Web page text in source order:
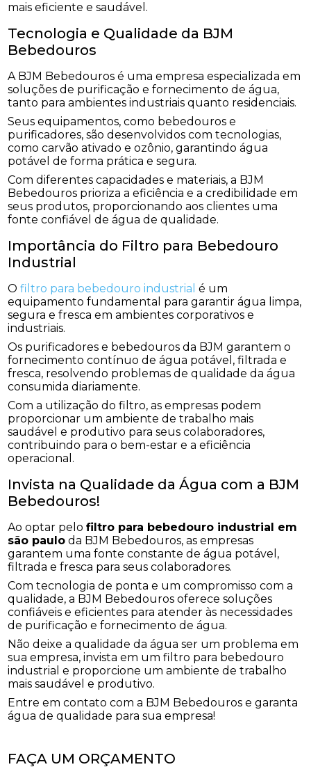
mais eficiente e saudável.
Tecnologia e Qualidade da BJM
Bebedouros
A BJM Bebedouros é uma empresa especializada em
soluções de purificação e fornecimento de água,
tanto para ambientes industriais quanto residenciais.
Seus equipamentos, como bebedouros e
purificadores, são desenvolvidos com tecnologias,
como carvão ativado e ozônio, garantindo água
potável de forma prática e segura.
Com diferentes capacidades e materiais, a BJM
Bebedouros prioriza a eficiência e a credibilidade em
seus produtos, proporcionando aos clientes uma
fonte confiável de água de qualidade.
Importância do Filtro para Bebedouro
Industrial
Ofiltro para bebedouro industrial é um
equipamento fundamental para garantir água limpa,
segura e fresca em ambientes corporativos e
industriais.
Os purificadores e bebedouros da BJM garantem o
fornecimento contínuo de água potável, filtrada e
fresca, resolvendo problemas de qualidade da água
consumida diariamente.
Com a utilização do filtro, as empresas podem
proporcionar um ambiente de trabalho mais
saudável e produtivo para seus colaboradores,
contribuindo para o bem-estar e a eficiência
operacional.
Invista na Qualidade da Água com a BJM
Bebedouros!
Ao optar pelofiltro para bebedouro industrial em
são paulo da BJM Bebedouros, as empresas
garantem uma fonte constante de água potável,
filtrada e fresca para seus colaboradores.
Com tecnologia de ponta e um compromisso com a
qualidade, a BJM Bebedouros oferece soluções
confiáveis e eficientes para atender às necessidades
de purificação e fornecimento de água.
Não deixe a qualidade da água ser um problema em
sua empresa, invista em um filtro para bebedouro
industrial e proporcione um ambiente de trabalho
mais saudável e produtivo.
Entre em contato com a BJM Bebedouros e garanta
água de qualidade para sua empresa!
FAÇA UM ORÇAMENTO